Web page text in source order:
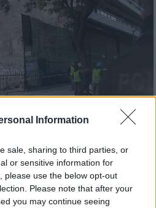
Information
sale, sharing to third parties, or
or sensitive information for
please use the below opt-out
Please note that after your
you may continue seeing
το ΕΘΝΟΣ στη Google